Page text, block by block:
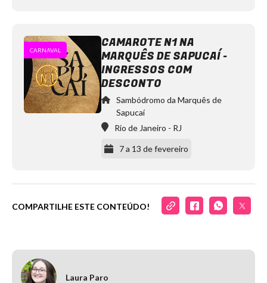
Vintage
Culture
Carvalheirahttps://www.instagram.com/carvalheira/
CARNAVAL
CAMAROTE N1 NA
MARQUÊS DE SAPUCAÍ -
INGRESSOS COM
DESCONTO
Sambódromo da Marquês de
Sapucaí
Rio de Janeiro - RJ
7 a 13 de fevereiro
COMPARTILHE ESTE CONTEÚDO!
Laura Paro